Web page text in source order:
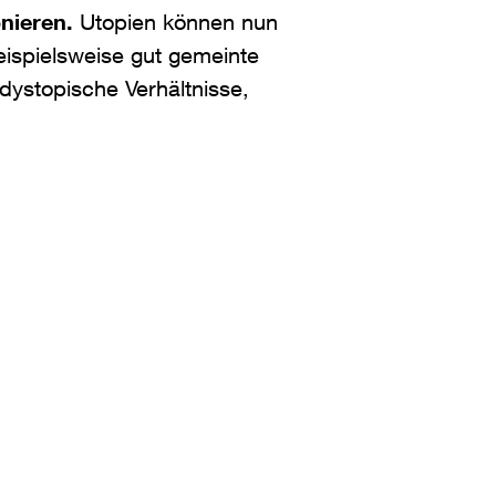
Utopien können nun
gut gemeinte
Verhältnisse,